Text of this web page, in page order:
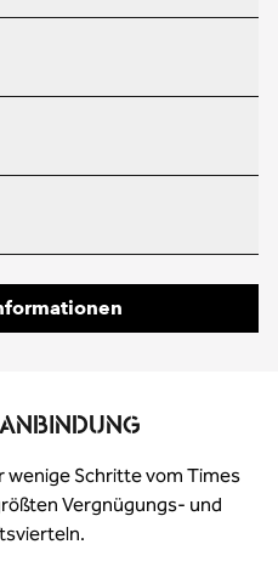
wenige Schritte vom Times
Vergnügungs- und